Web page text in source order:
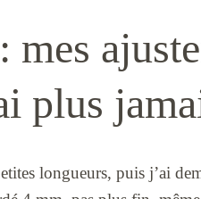
plus
longueurs, puis j’ai